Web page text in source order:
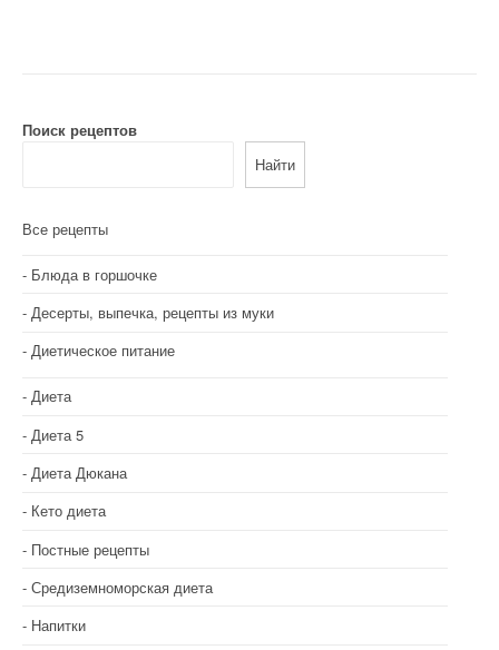
а
и
п
о
а
п
и
с
я
м
Поиск рецептов
Найти
Все рецепты
Блюда в горшочке
Десерты, выпечка, рецепты из муки
Диетическое питание
Диета
Диета 5
Диета Дюкана
Кето диета
Постные рецепты
Средиземноморская диета
Напитки